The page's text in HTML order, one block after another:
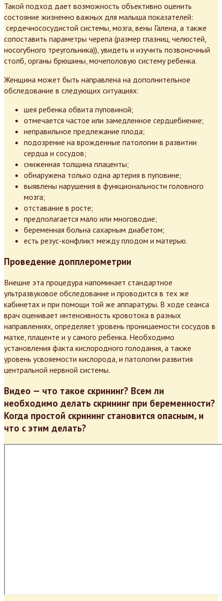
Такой подход дает возможность объективно оценить
состояние жизненно важных для малыша показателей:
сердечнососудистой системы, мозга, вены Галена, а также
сопоставить параметры черепа (размер глазниц, челюстей,
носогубного треугольника)), увидеть и изучить позвоночный
столб, органы брюшины, мочеполовую систему ребенка.
Женщина может быть направлена на дополнительное
обследование в следующих ситуациях:
шея ребенка обвита пуповиной;
отмечается частое или замедленное сердцебиение;
неправильное предлежание плода;
подозрение на врожденные патологии в развитии
сердца и сосудов;
сниженная толщина плаценты;
обнаружена только одна артерия в пуповине;
выявлены нарушения в функциональности головного
мозга;
отставание в росте;
предполагается мало или многоводие;
беременная больна сахарным диабетом;
есть резус-конфликт между плодом и матерью.
Проведение допплерометрии
Внешне эта процедура напоминает стандартное
ультразвуковое обследование и проводится в тех же
кабинетах и при помощи той же аппаратуры. В ходе сеанса
врач оценивает интенсивность кровотока в разных
направлениях, определяет уровень проницаемости сосудов в
матке, плаценте и у самого ребенка. Необходимо
установления факта кислородного голодания, а также
уровень усвояемости кислорода, и патологии развития
центральной нервной системы.
Видео — что такое скрининг? Всем ли
необходимо делать скрининг при беременности?
Когда простой скрининг становится опасным, и
что с этим делать?